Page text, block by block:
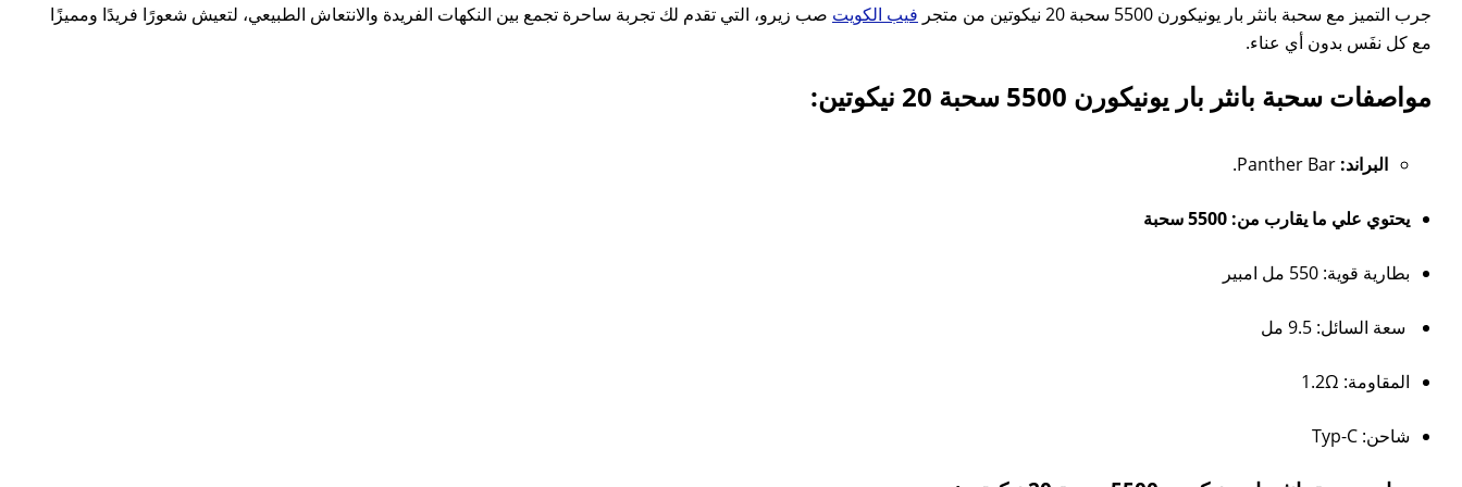
جرب التميز مع سحبة بانثر بار يونيكورن 5500 سحبة 20 نيكوتين من متجر فيب الكويت صب زيرو، التي تقدم لك تجربة ساحرة تجمع بين النكهات الفريدة والانتعاش الطبيعي، لتعيش شعورًا فريدًا ومميزًا
مع كل نفَس بدون أي عناء.
مواصفات سحبة بانثر بار يونيكورن 5500 سحبة 20 نيكوتين:
البراند: Panther Bar.
يحتوي علي ما يقارب من: 5500 سحبة
بطارية قوية: 550 مل امبير
سعة السائل: 9.5 مل
المقاومة: 1.2Ω
شاحن: Typ-C